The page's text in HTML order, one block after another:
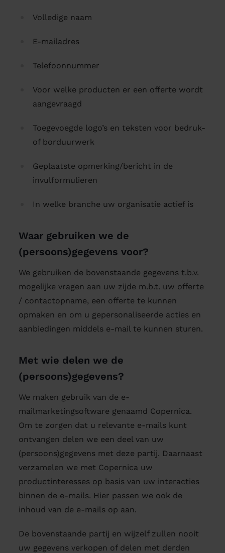
Volledige naam
E-mailadres
Telefoonnummer
Voor welke producten er een offerte wordt
aangevraagd
Toegevoegde logo’s en teksten voor bedruk-
of borduurwerk
Geplaatste opmerking/bericht in de
invulformulieren
In welke branche uw organisatie actief is
Waar gebruiken we de
(persoons)gegevens voor?
We gebruiken de bovenstaande gegevens t.b.v.
mogelijke vragen aan uw zijde m.b.t. uw offerte
/ contactopname, een offerte te kunnen
opmaken en om u gepersonaliseerde acties en
aanbiedingen middels e-mail te kunnen sturen.
Met wie delen we de
(persoons)gegevens?
We maken gebruik van de e-
mailmarketingsoftware genaamd Copernica.
Om te zorgen dat u relevante e-mails kunt
ontvangen delen we een deel van uw
(persoons)gegevens met deze partij. Daarnaast
verzamelen we met Copernica uw
productinteresses op basis van uw interacties
binnen de e-mails. Hier passen we ook de
inhoud van de e-mails op aan.
De bovenstaande partij en wijzelf zullen nooit
uw gegevens verkopen of delen met derden